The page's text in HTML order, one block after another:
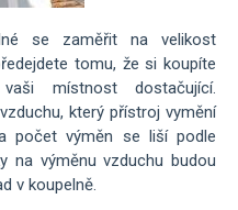
se zaměřit na velikost
tomu, že si koupíte
místnost dostačující.
který přístroj vymění
počet výměn se liší podle
na výměnu vzduchu budou
v koupelně.